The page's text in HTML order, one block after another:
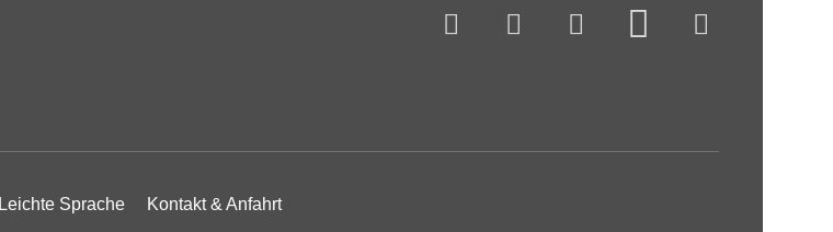
Leichte Sprache Kontakt & Anfahrt